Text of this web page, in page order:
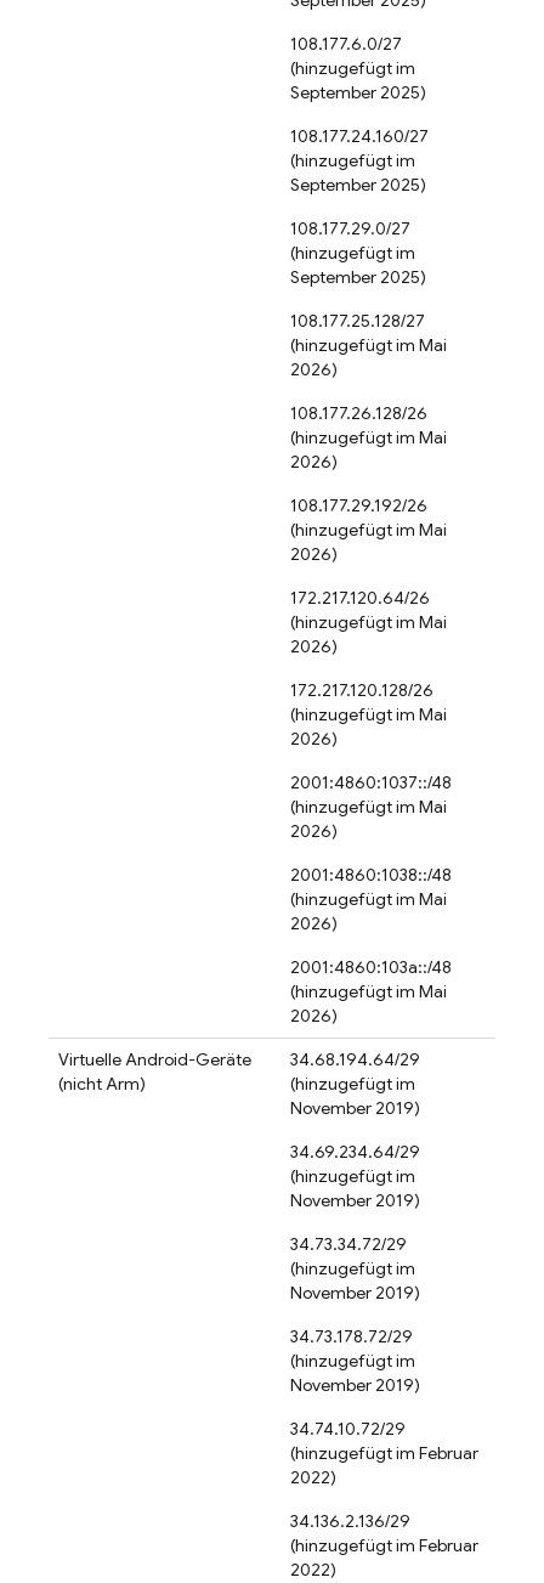
108.177.6.0/27
(hinzugefügt im
September 2025)
108.177.24.160/27
(hinzugefügt im
September 2025)
108.177.29.0/27
(hinzugefügt im
September 2025)
108.177.25.128/27
(hinzugefügt im Mai
2026)
108.177.26.128/26
(hinzugefügt im Mai
2026)
108.177.29.192/26
(hinzugefügt im Mai
2026)
172.217.120.64/26
(hinzugefügt im Mai
2026)
172.217.120.128/26
(hinzugefügt im Mai
2026)
2001:4860:1037::/48
(hinzugefügt im Mai
2026)
2001:4860:1038::/48
(hinzugefügt im Mai
2026)
2001:4860:103a::/48
(hinzugefügt im Mai
2026)
Virtuelle Android-Geräte
(nicht Arm)
34.68.194.64/29
(hinzugefügt im
November 2019)
34.69.234.64/29
(hinzugefügt im
November 2019)
34.73.34.72/29
(hinzugefügt im
November 2019)
34.73.178.72/29
(hinzugefügt im
November 2019)
34.74.10.72/29
(hinzugefügt im Februar
2022)
34.136.2.136/29
(hinzugefügt im Februar
2022)